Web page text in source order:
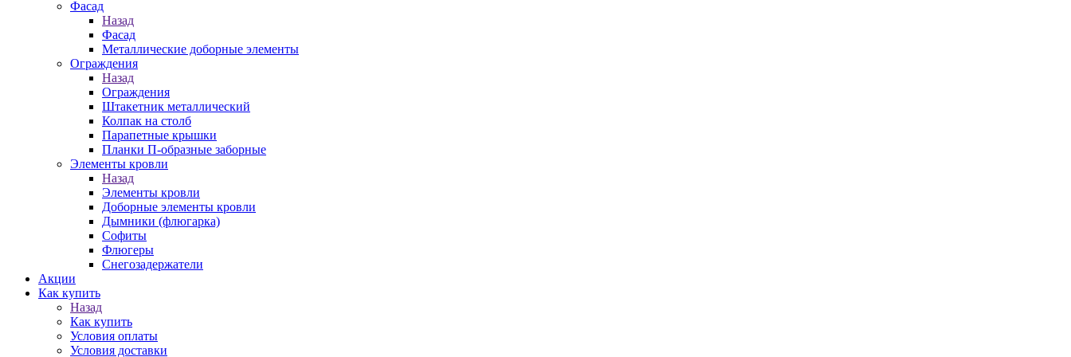
Фасад
Назад
Фасад
Металлические доборные элементы
Ограждения
Назад
Ограждения
Штакетник металлический
Колпак на столб
Парапетные крышки
Планки П-образные заборные
Элементы кровли
Назад
Элементы кровли
Доборные элементы кровли
Дымники (флюгарка)
Софиты
Флюгеры
Снегозадержатели
Акции
Как купить
Назад
Как купить
Условия оплаты
Условия доставки